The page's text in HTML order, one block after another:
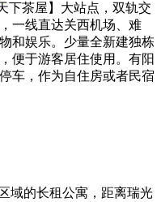
下茶屋】大站点，双轨交
一线直达关西机场、难
和娱乐。少量全新建独栋
便于游客居住使用。有阳
车，作为自住房或者民宿
域的长租公寓，距离瑞光